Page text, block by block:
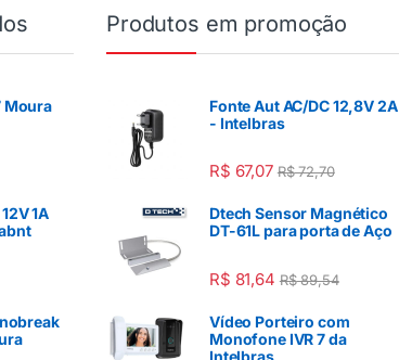
Moura
1A
Produtos em promoção
Fonte Aut AC/DC 12,8V 2A
- Intelbras
R$ 67,07 R$72,70
Dtech Sensor Magnético
DT-61L para porta de Aço
R$ 81,64 R$89,54
Vídeo Porteiro com
Monofone IVR 7 da
Intelbras